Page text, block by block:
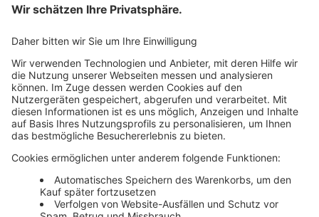
AGB
Newsletter
Media News
Haufe Media Sales
Alle Werbeformen, Werbeträger und Zielmärkte an einem
Ort. Haufe Media Sales bietet Ihnen einen breiten
Überblick um Werbemaßnahmen unkompliziert zu
buchen und schnell umzusetzen.